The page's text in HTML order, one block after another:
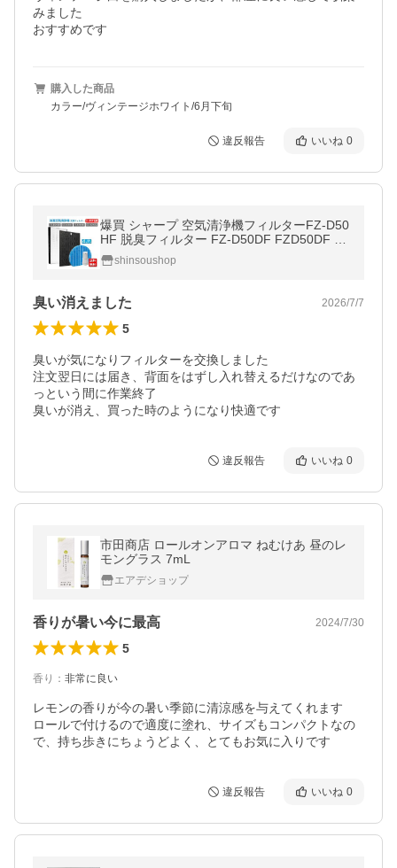
みました
おすすめです
購入した商品
カラー/ヴィンテージホワイト/6月下旬
違反報告 いいね 0
爆買 シャープ 空気清浄機フィルターFZ-D50
HF 脱臭フィルター FZ-D50DF FZD50DF FZ
D50HF 集じんフィルター 非純正 FZ-Y80MF
shinsoushop
臭い消えました 2026/7/7
5
臭いが気になりフィルターを交換しました
注文翌日には届き、背面をはずし入れ替えるだけなのであ
っという間に作業終了
臭いが消え、買った時のようになり快適です
違反報告 いいね 0
市田商店 ロールオンアロマ ねむけあ 昼のレ
モングラス 7mL
エアデショップ
香りが暑い今に最高 2024/7/30
5
香り ： 非常に良い
レモンの香りが今の暑い季節に清涼感を与えてくれます
ロールで付けるので適度に塗れ、サイズもコンパクトなの
で、持ち歩きにちょうどよく、とてもお気に入りです
違反報告 いいね 0